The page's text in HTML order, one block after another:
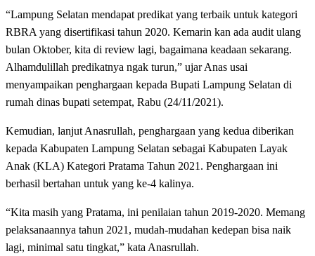
“Lampung Selatan mendapat predikat yang terbaik untuk kategori
RBRA yang disertifikasi tahun 2020. Kemarin kan ada audit ulang
bulan Oktober, kita di review lagi, bagaimana keadaan sekarang.
Alhamdulillah predikatnya ngak turun,” ujar Anas usai
menyampaikan penghargaan kepada Bupati Lampung Selatan di
rumah dinas bupati setempat, Rabu (24/11/2021).
Kemudian, lanjut Anasrullah, penghargaan yang kedua diberikan
kepada Kabupaten Lampung Selatan sebagai Kabupaten Layak
Anak (KLA) Kategori Pratama Tahun 2021. Penghargaan ini
berhasil bertahan untuk yang ke-4 kalinya.
“Kita masih yang Pratama, ini penilaian tahun 2019-2020. Memang
pelaksanaannya tahun 2021, mudah-mudahan kedepan bisa naik
lagi, minimal satu tingkat,” kata Anasrullah.